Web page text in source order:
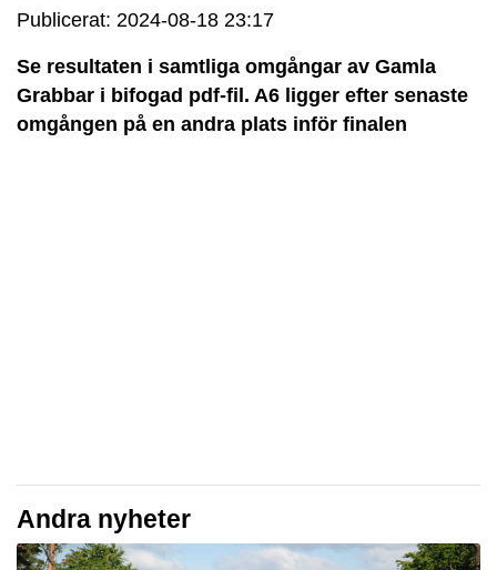
Publicerat: 2024-08-18 23:17
Se resultaten i samtliga omgångar av Gamla
Grabbar i bifogad pdf-fil. A6 ligger efter senaste
omgången på en andra plats inför finalen
Andra nyheter